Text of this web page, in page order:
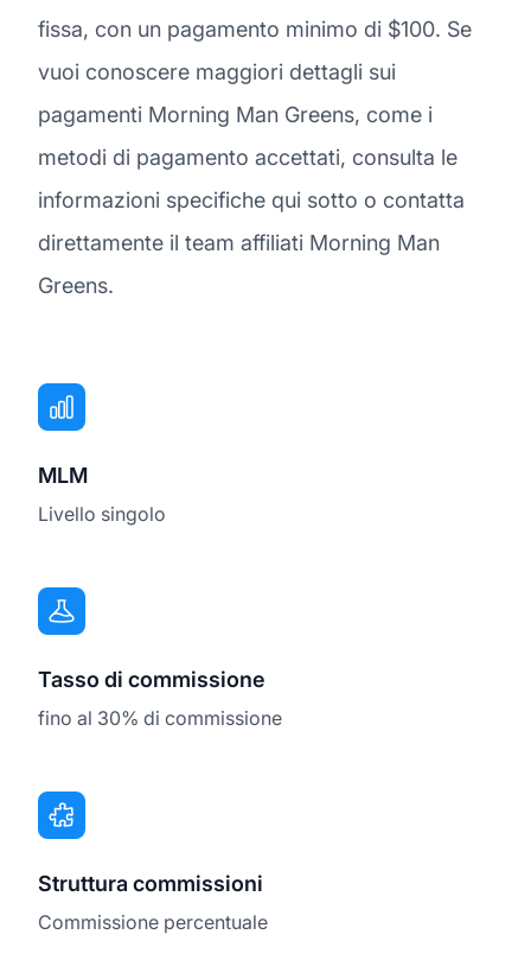
fissa, con un pagamento minimo di $100. Se
vuoi conoscere maggiori dettagli sui
pagamenti Morning Man Greens, come i
metodi di pagamento accettati, consulta le
informazioni specifiche qui sotto o contatta
direttamente il team affiliati Morning Man
Greens.
MLM
Livello singolo
Tasso di commissione
fino al 30% di commissione
Struttura commissioni
Commissione percentuale